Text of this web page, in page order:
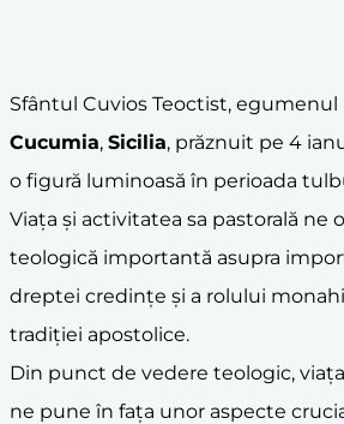
Sfântul Cuvios Teoctist,
Cucumia, Sicilia, prăznuit pe 4
o figură luminoasă în perioada
Viața și activitatea sa pastorală ne
teologică importantă asupra
dreptei credințe și a rolului
tradiției apostolice.
Din punct de vedere teologic,
ne pune în fața unor aspecte